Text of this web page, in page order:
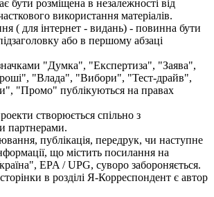
бути розміщена в незалежності від
використання матеріалів.
( для інтернет - видань) - повинна бути
або в першому абзаці
"Думка", "Експертиза", "Заява",
"Влада", "Вибори", "Тест-драйв",
"Промо" публікуються на правах
створюється спільно з
партнерами.
публікація, передрук, чи наступне
що містить посилання на
EPA / UPG, суворо забороняється.
в розділі Я-Корреспондент є автор